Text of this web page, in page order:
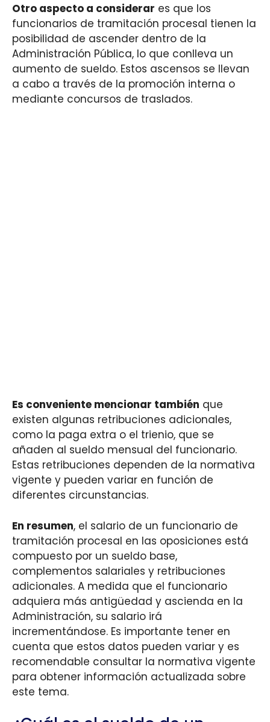
Otro aspecto a considerar es que los
funcionarios de tramitación procesal tienen la
posibilidad de ascender dentro de la
Administración Pública, lo que conlleva un
aumento de sueldo. Estos ascensos se llevan
a cabo a través de la promoción interna o
mediante concursos de traslados.
Es conveniente mencionar también que
existen algunas retribuciones adicionales,
como la paga extra o el trienio, que se
añaden al sueldo mensual del funcionario.
Estas retribuciones dependen de la normativa
vigente y pueden variar en función de
diferentes circunstancias.
En resumen, el salario de un funcionario de
tramitación procesal en las oposiciones está
compuesto por un sueldo base,
complementos salariales y retribuciones
adicionales. A medida que el funcionario
adquiera más antigüedad y ascienda en la
Administración, su salario irá
incrementándose. Es importante tener en
cuenta que estos datos pueden variar y es
recomendable consultar la normativa vigente
para obtener información actualizada sobre
este tema.